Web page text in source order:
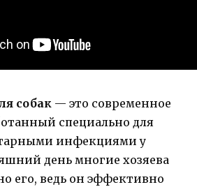
собак — это современное
специально для
инфекциями у
день многие хозяева
его, ведь он эффективно